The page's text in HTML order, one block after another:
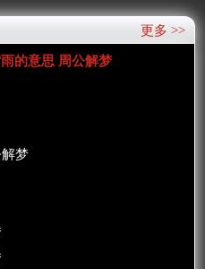
更多 >>
的意思 周公解梦
梦